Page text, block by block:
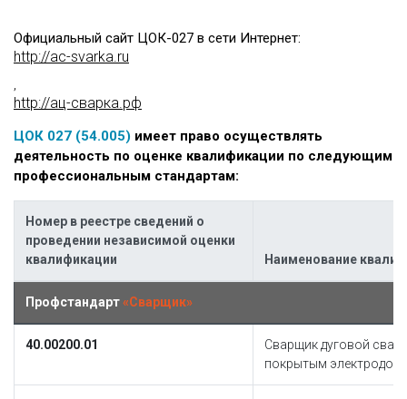
Официальный сайт ЦОК-027 в сети Интернет:
http://ac-svarka.ru
,
http://ац-сварка.рф
ЦОК 027 (54.005) имеет право осуществлять
деятельность по оценке квалификации по следующим
профессиональным стандартам:
Номер в реестре сведений о
проведении независимой оценки
квалификации
Наименование
Профстандарт«Сварщик»
40.00200.01
Сварщик дуговой
покрытым электродом